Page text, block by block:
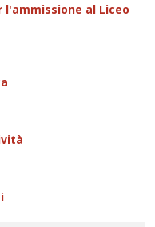
l'ammissione al Liceo